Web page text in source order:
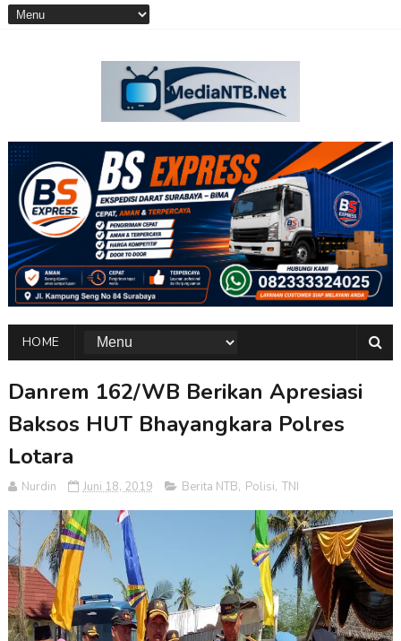
HOME
Danrem 162/WB Berikan Apresiasi
Baksos HUT Bhayangkara Polres
Lotara
Nurdin Juni 18, 2019 Berita NTB, Polisi, TNI